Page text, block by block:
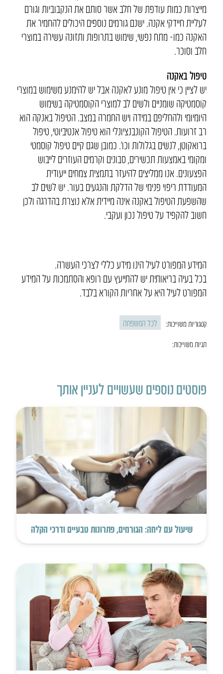
מייצרות כמות עודפת של חלב אשר סותם את הנקבוביות וגורם
לעליית חיידקי אקנה. ישנם גורמים נוספים היכולים להחמיר את
האקנה כמו- מתח נפשי, שימוש בתרופות ותזונה עשירה במוצרי
חלב וסוכר.
טיפול באקנה
יש לציין כי אין טיפול מונע לאקנה אבל יש להימנע משימוש במוצרי
קוסמטיקה שומניים ולשים לב למוצרי הקוסמטיקה בשימוש
היומיומי ולהחליפם במידה ויש החמרה במצב. הטיפול באנקה הוא
רב זרועות. הטיפול הקונבנציונלי הוא טיפול אנטיביוטי, טיפול
ברואקוטן, לנשים בגלולות וכו’. כמובן שגם קיים טיפול קוסמטי
ומקומי באמצעות תכשירים, סבונים וקרמים העוזרים לייבוש
הפצעונים. אנו ממליצים להיעזר בתמצית צמחים ייעודית
המעודדת ריפוי פנימי של הדלקת והנגעים בעור. יש לשים לב
שהשפעת הטיפול באקנה אינה מיידית אלא נוצרת בהדרגה ולכן
חשוב להקפיד על טיפול נכון ועקבי.
המידע המפורט לעיל הינו מידע כללי לצרכי העשרה.
בכל בעיה בריאותית יש להתייעץ עם רופא והסתמכות על המידע
המפורט לעיל היא על אחריות הקורא בלבד.
קטגוריות משוייכות: לכל המשפחה
תגיות משוייכות:
פוסטים נוספים שעשויים לעניין אותך
שיעול עם ליחה: הגורמים, פתרונות טבעיים ודרכי הקלה